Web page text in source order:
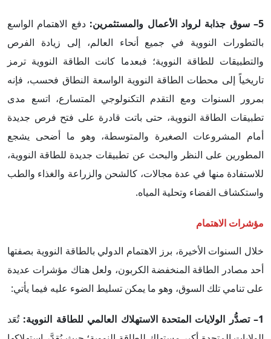
5– سوق جذابة لرواد الأعمال والمستثمرين:
دفع الاهتمام الواسع
بالتطورات النووية في جميع أنحاء العالم، إلى زيادة الفرص
والتطبيقات للطاقة النووية؛ فبعدما كانت الطاقة النووية ترمز
تاريخياً إلى محطات الطاقة النووية الواسعة النطاق فحسب، فإنه
بمرور السنوات ومع التقدم التكنولوجي المتسارع، اتسع مدى
تطبيقات الطاقة النووية، حتى باتت قادرة على فتح فرص جديدة
أمام المشروعات الصغيرة والمتوسطة، وهو ما أضحى يشجع
المطورين على النظر والبحث عن تطبيقات جديدة للطاقة النووية،
للاستفادة منها في عدة مجالات، كالشحن والزراعة والغذاء والطب
واستكشاف الفضاء وتحلية المياه.
مؤشرات الاهتمام
خلال السنوات الأخيرة، برز الاهتمام الدولي بالطاقة النووية بصفتها
أحد مصادر الطاقة المنخفضة الكربون، ولعل هناك مؤشرات عديدة
على تنامي تلك السوق، وهو ما يمكن تسليط الضوء عليه فيما يأتي:
1– تصدُّر الولايات المتحدة الاستهلاك العالمي للطاقة النووية:
تُعَد